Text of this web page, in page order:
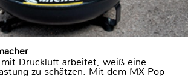
Druckluft arbeitet, weiß eine
zu schätzen. Mit dem MX Pop